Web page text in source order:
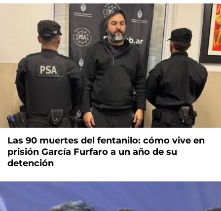
Las 90 muertes del fentanilo: cómo vive en
prisión García Furfaro a un año de su
detención